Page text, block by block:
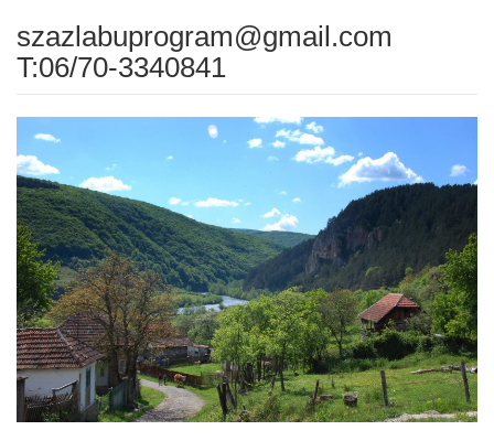
szazlabuprogram@gmail.com
T:06/70-3340841